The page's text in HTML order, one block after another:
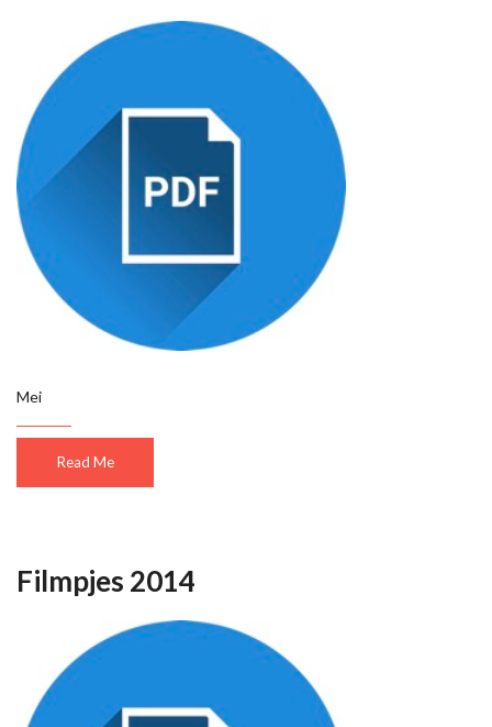
Mei
Read Me
Filmpjes 2014